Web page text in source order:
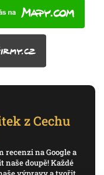
z Cechu
recenzi na Google a
doupě! Každé